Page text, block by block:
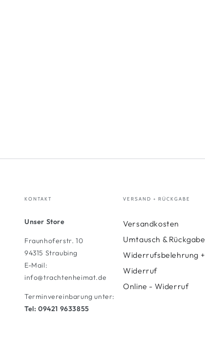
KONTAKT
Unser Store
Fraunhoferstr. 10
94315 Straubing
E-Mail:
info@trachtenheimat.de
Terminvereinbarung unter:
Tel: 09421 9633855
VERSAND + RÜCKGABE
Versandkosten
Umtausch & Rückgabe
Widerrufsbelehrung +
Widerruf
Online - Widerruf